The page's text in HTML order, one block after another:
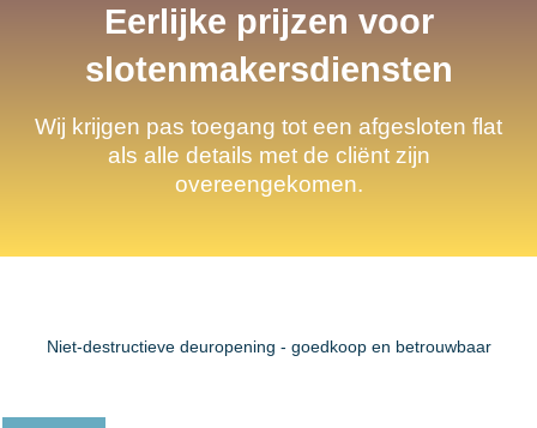
Eerlijke prijzen voor
slotenmakersdiensten
Wij krijgen pas toegang tot een afgesloten flat
als alle details met de cliënt zijn
overeengekomen.
Niet-destructieve deuropening - goedkoop en betrouwbaar